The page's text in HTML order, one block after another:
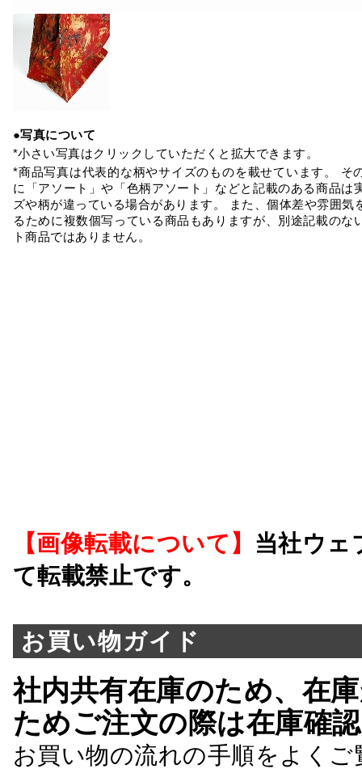
●写真について
*小さい写真はクリックしていただくと拡大できます。
*商品写真は代表的な柄やサイズのものを載せています。 そ
に「アソート」や「色柄アソート」などと記載のある商品は
ズや柄が違っている場合があります。 また、個体差や雰囲気
るために複数個写っている商品もありますが、別途記載のな
ト商品ではありません。
【画像転載について】 当社ウェ
て転載禁止です。
お買い物ガイド
社内共有在庫のため、在
ためご注文の際は在庫確
お買い物の流れの手順をよくご